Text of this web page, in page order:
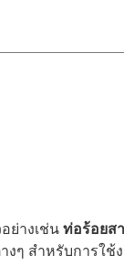
ย่างเช่น ท่อร้อยส
งๆ สำหรับการใ